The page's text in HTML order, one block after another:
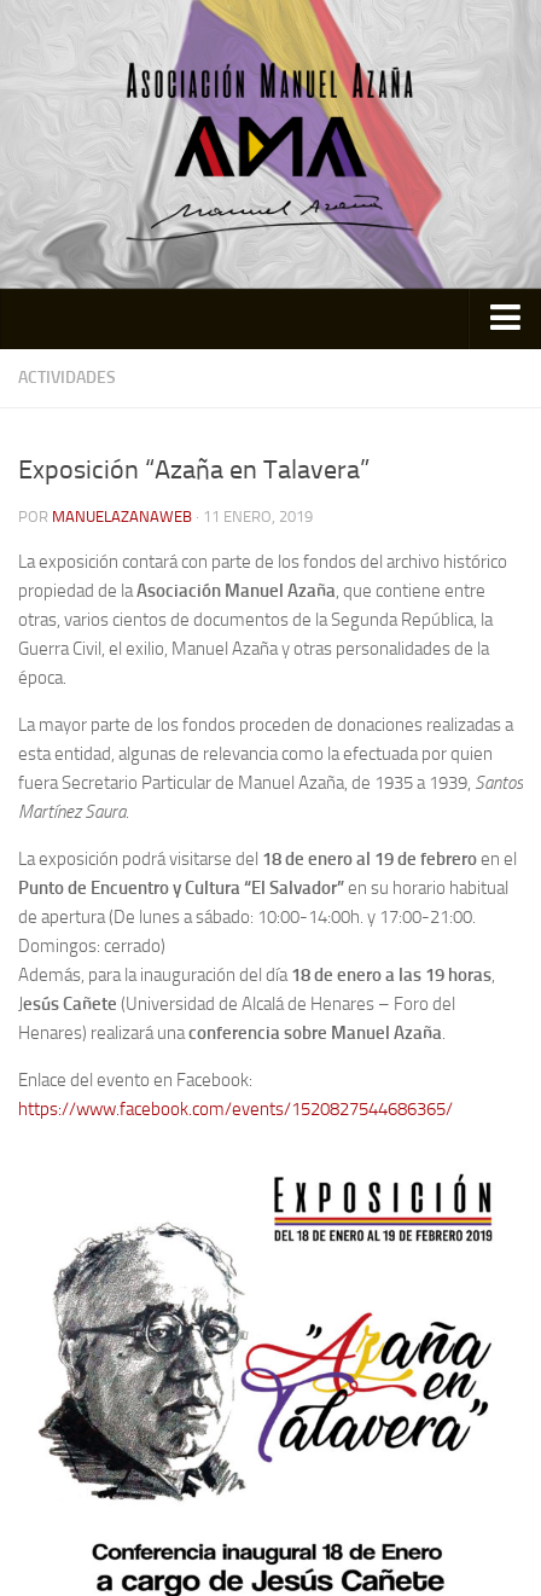
Inicio
Quienes somos
Memoria Histórica
Investigación previa de la represión en Talavera de la Reina (1937-
Informe Represión en Toledo 1936-1947 | Buscador
Informe de la fosa de abril de 1939 de Tembleque
Enciclopedia Republicana
Militantes históricos IR
Personajes republicanos
Izquierda Republicana. Agrupaciones y Militantes (1934-1939)
Izquierda Republicana. Navarra
Izquierda Republicana. Galicia
Cronología fundamental de Manuel Azaña
Artículos sobre Manuel Azaña
Ochenta años sin Manuel Azaña
Bibliografías
Biblioteca
Catálogo Biblioteca
Catálogo Hemeroteca
Fondo Mario J. Bonilla
Biblioteca-Novedades
ACTIVIDADES
Exposición “Azaña en Talavera”
POR MANUELAZANAWEB · 11 ENERO, 2019
La exposición contará con parte de los fondos del archivo histórico
propiedad de laAsociación Manuel Azaña, que contiene entre
otras, varios cientos de documentos de la Segunda República, la
Guerra Civil, el exilio, Manuel Azaña y otras personalidades de la
época.
La mayor parte de los fondos proceden de donaciones realizadas a
esta entidad, algunas de relevancia como la efectuada por quien
fuera Secretario Particular de Manuel Azaña, de 1935 a 1939, Santos
Martínez Saura.
La exposición podrá visitarse del 18 de enero al 19 de febreroen el
Punto de Encuentro y Cultura “El Salvador”en su horario habitual
de apertura (De lunes a sábado: 10:00-14:00h. y 17:00-21:00.
Domingos: cerrado)
Además, para la inauguración del día18 de enero a las 19 horas,
Jesús Cañete (Universidad de Alcalá de Henares – Foro del
Henares) realizará unaconferencia sobre Manuel Azaña.
Enlace del evento en Facebook:
https://www.facebook.com/events/1520827544686365/